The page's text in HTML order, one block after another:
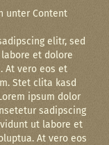
unter Content
elitr, sed
et dolore
At vero eos et
Stet clita kasd
ipsum dolor
sadipscing
ut labore et
At vero eos